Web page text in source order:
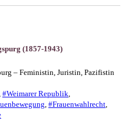
(1857-1943)
– Feministin, Juristin, Pazifistin
#Weimarer Republik,
, #Frauenwahlrecht,